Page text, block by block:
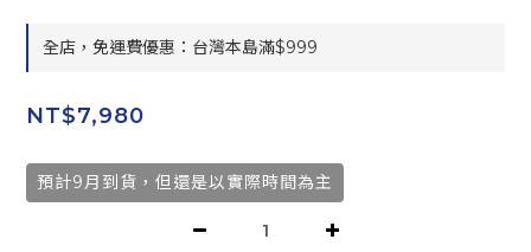
全店，免運費優惠：台灣本島滿$999
NT$7,980
預計9月到貨，但還是以實際時間為主